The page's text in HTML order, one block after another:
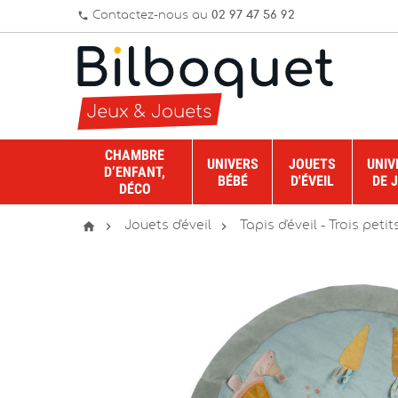
phone Contactez-nous au 02 97 47 56 92
CHAMBRE
D’ENFANT,
DÉCO
UNIVERS
BÉBÉ
JOUETS
D'ÉVEIL
DE
  Jouets d'éveil  Tapis d'éveil - Trois